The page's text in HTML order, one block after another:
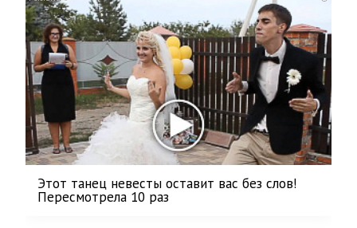
Этот танец невесты оставит вас без слов!
Пересмотрела 10 раз